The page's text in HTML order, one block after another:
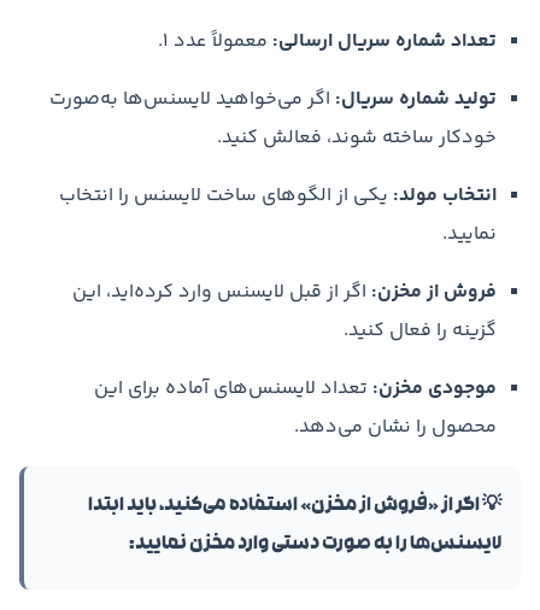
تعداد شماره سریال ارسالی: معمولاً عدد 1.
تولید شماره سریال: اگر می‌خواهید لایسنس‌ها به‌صورت
خودکار ساخته شوند، فعالش کنید.
انتخاب مولد: یکی از الگوهای ساخت لایسنس را انتخاب
نمایید.
فروش از مخزن: اگر از قبل لایسنس وارد کرده‌اید، این
گزینه را فعال کنید.
موجودی مخزن: تعداد لایسنس‌های آماده برای این
محصول را نشان می‌دهد.
💡 اگر از «فروش از مخزن» استفاده می‌کنید، باید ابتدا
لایسنس‌ها را به صورت دستی وارد مخزن نمایید: